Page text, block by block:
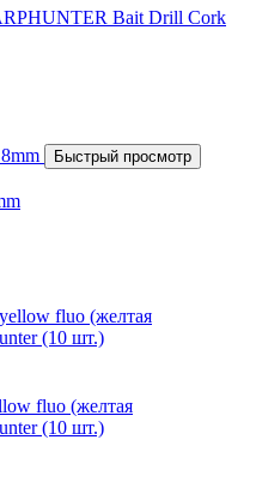
Bait Drill Cork
Быстрый просмотр
fluo (желтая
(10 шт.)